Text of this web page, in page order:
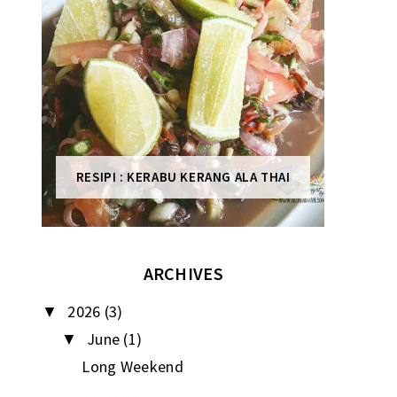
RESIPI : KERABU KERANG ALA THAI
ARCHIVES
▼ 2026 (3)
▼ June (1)
Long Weekend